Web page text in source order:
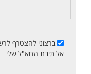
ברצוני להצטרף
אל תיבת הדוא"ל שלי